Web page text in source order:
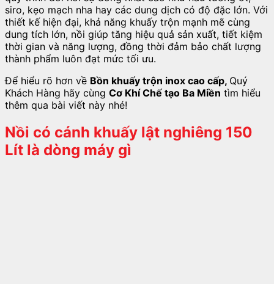
siro, kẹo mạch nha hay các dung dịch có độ đặc lớn. Với
thiết kế hiện đại, khả năng khuấy trộn mạnh mẽ cùng
dung tích lớn, nồi giúp tăng hiệu quả sản xuất, tiết kiệm
thời gian và năng lượng, đồng thời đảm bảo chất lượng
thành phẩm luôn đạt mức tối ưu.
Để hiểu rõ hơn về Bồn khuấy trộn inox cao cấp, Quý
Khách Hàng hãy cùng Cơ Khí Chế tạo Ba Miền tìm hiểu
thêm qua bài viết này nhé!
Nồi có cánh khuấy lật nghiêng 150
Lít là dòng máy gì